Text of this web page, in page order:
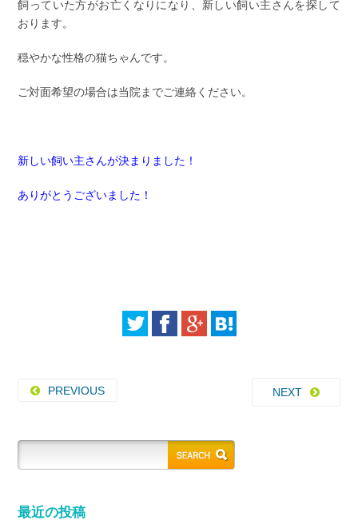
飼っていた方がお亡くなりになり、新しい飼い主さんを探して
おります。
穏やかな性格の猫ちゃんです。
ご対面希望の場合は当院までご連絡ください。
新しい飼い主さんが決まりました！
ありがとうございました！
PREVIOUS NEXT
最近の投稿